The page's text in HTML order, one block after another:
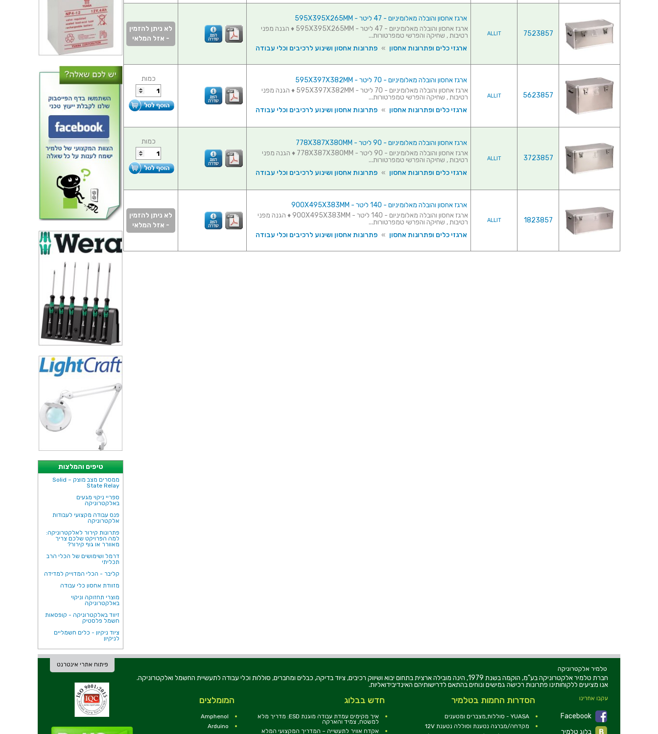
טיפים והמלצות
ממסרים מצב מוצק – Solid
State Relay
ספריי ניקוי מגעים
באלקטרוניקה
פנס עבודה מקצועי לעבודות
אלקטרוניקה
פתרונות קירור לאלקטרוניקה:
למה הפרויקט שלכם צריך
מאוורר או גוף קירור?
דרמל ושימושים של הכלי הרב
תכליתי
קליבר - הכלי המדוייק למדידה
מזוודת אחסון כלי עבודה
מוצרי תחזוקה וניקוי
באלקטרוניקה
זיווד באלקטרוניקה - קופסאות
חשמל פלסטיק
ציוד ניקיון - כלים חשמליים
לניקיון
7523857
ALLIT
ארגז אחסון והובלה מאלומיניום - 47 ליטר - 595X395X265MM
ארגז אחסון והובלה מאלומיניום - 47 ליטר - 595X395X265MM ♦ הגנה מפני
רטיבות , שחיקה והפרשי טמפרטורות...
ארגזי כלים ופתרונות אחסון » פתרונות אחסון ושינוע לרכיבים וכלי עבודה
לא ניתן להזמין
- אזל המלאי
5623857
ALLIT
ארגז אחסון והובלה מאלומיניום - 70 ליטר - 595X397X382MM
ארגז אחסון והובלה מאלומיניום - 70 ליטר - 595X397X382MM ♦ הגנה מפני
רטיבות , שחיקה והפרשי טמפרטורות...
ארגזי כלים ופתרונות אחסון » פתרונות אחסון ושינוע לרכיבים וכלי עבודה
כמות
3723857
ALLIT
ארגז אחסון והובלה מאלומיניום - 90 ליטר - 778X387X380MM
ארגז אחסון והובלה מאלומיניום - 90 ליטר - 778X387X380MM ♦ הגנה מפני
רטיבות , שחיקה והפרשי טמפרטורות...
ארגזי כלים ופתרונות אחסון » פתרונות אחסון ושינוע לרכיבים וכלי עבודה
כמות
1823857
ALLIT
ארגז אחסון והובלה מאלומיניום - 140 ליטר - 900X495X383MM
ארגז אחסון והובלה מאלומיניום - 140 ליטר - 900X495X383MM ♦ הגנה מפני
רטיבות , שחיקה והפרשי טמפרטורות...
ארגזי כלים ופתרונות אחסון » פתרונות אחסון ושינוע לרכיבים וכלי עבודה
לא ניתן להזמין
- אזל המלאי
פיתוח אתרי אינטרנט
טלמיר אלקטרוניקה
חברת טלמיר אלקטרוניקה בע"מ, הוקמה בשנת 1979, הינה מובילה ארצית בתחום יבוא ושיווק רכיבים, ציוד בדיקה, כבלים ומחברים, סוללות וכלי עבודה לתעשיית החשמל ואלקטרוניקה.
אנו מציעים ללקוחותינו פתרונות רכישה גמישים ונוחים בהתאם לדרישותיהם האינדיבידואליות.
עקבו אחרינו
Facebook
המומלצים
Amphenol
Arduino
חדש בבלוג
איך מקימים עמדת עבודה מוגנת ESD: מדריך מלא
למשטח, צמיד והארקה
אקדח אוויר לתעשייה – המדריך המקצועי המלא
הסדרות החמות בטלמיר
YUASA - סוללות,מצברים ומטענים
מקדחה/מברגה נטענת וסוללה נטענת 12V